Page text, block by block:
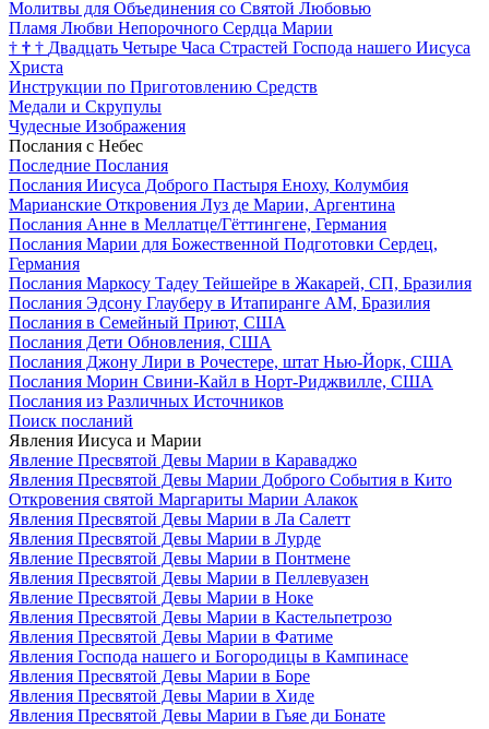
Молитвы для Объединения со Святой Любовью
Пламя Любви Непорочного Сердца Марии
† † † Двадцать Четыре Часа Страстей Господа нашего Иисуса
Христа
Инструкции по Приготовлению Средств
Медали и Скрупулы
Чудесные Изображения
Послания с Небес
Последние Послания
Послания Иисуса Доброго Пастыря Еноху, Колумбия
Марианские Откровения Луз де Марии, Аргентина
Послания Анне в Меллатце/Гёттингене, Германия
Послания Марии для Божественной Подготовки Сердец,
Германия
Послания Маркосу Тадеу Тейшейре в Жакарей, СП, Бразилия
Послания Эдсону Глауберу в Итапиранге AM, Бразилия
Послания в Семейный Приют, США
Послания Дети Обновления, США
Послания Джону Лири в Рочестере, штат Нью-Йорк, США
Послания Морин Свини-Кайл в Норт-Риджвилле, США
Послания из Различных Источников
Поиск посланий
Явления Иисуса и Марии
Явление Пресвятой Девы Марии в Караваджо
Явления Пресвятой Девы Марии Доброго События в Кито
Откровения святой Маргариты Марии Алакок
Явления Пресвятой Девы Марии в Ла Салетт
Явления Пресвятой Девы Марии в Лурде
Явление Пресвятой Девы Марии в Понтмене
Явления Пресвятой Девы Марии в Пеллевуазен
Явление Пресвятой Девы Марии в Ноке
Явления Пресвятой Девы Марии в Кастельпетрозо
Явления Пресвятой Девы Марии в Фатиме
Явления Господа нашего и Богородицы в Кампинасе
Явления Пресвятой Девы Марии в Боре
Явления Пресвятой Девы Марии в Хиде
Явления Пресвятой Девы Марии в Гьяе ди Бонате